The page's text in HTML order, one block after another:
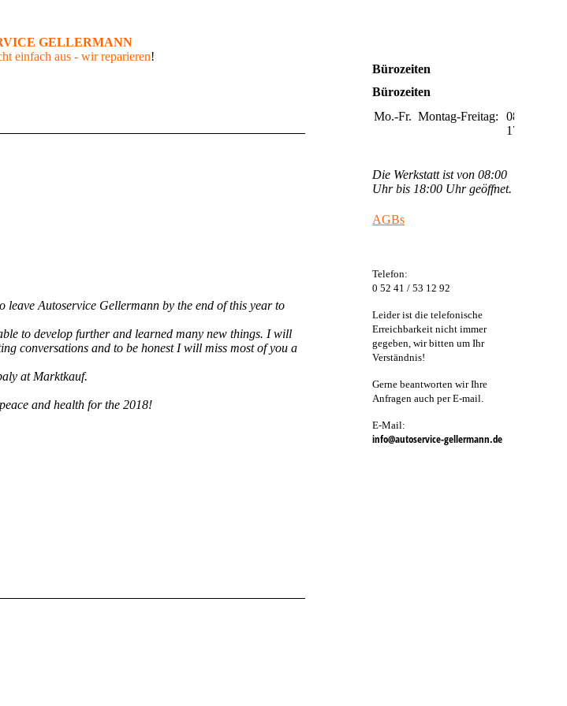
GELLERMANN
einfach aus - wir reparieren!
leave Autoservice Gellermann by the end of this year to
to develop further and learned many new things. I will
conversations and to be honest I will miss most of you a
at Marktkauf.
and health for the 2018!
Bürozeiten
Bürozeiten
Mo.-Fr. Montag-Freitag:
08:00-
17:00
Die Werkstatt ist von 08:00
Uhr bis 18:00 Uhr geöffnet.
AGBs
Telefon:
0 52 41 / 53 12 92
Leider ist die telefonische
Erreichbarkeit nicht immer
gegeben, wir bitten um Ihr
Verständnis!
Gerne beantworten wir Ihre
Anfragen auch per E-mail.
E-Mail:
info@autoservice-gellermann.de